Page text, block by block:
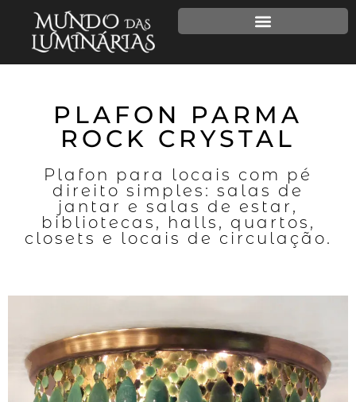
PLAFON PARMA
ROCK CRYSTAL
Plafon para locais com pé
direito simples: salas de
jantar e salas de estar,
bibliotecas, halls, quartos,
closets e locais de circulação.